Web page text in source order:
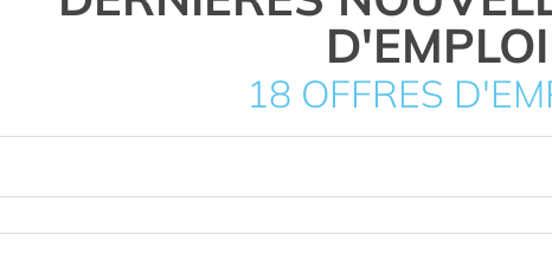
D'EMPLOI
18 OFFRES